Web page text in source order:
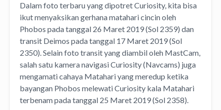
Dalam foto terbaru yang dipotret Curiosity, kita bisa
ikut menyaksikan gerhana matahari cincin oleh
Phobos pada tanggal 26 Maret 2019 (Sol 2359) dan
transit Deimos pada tanggal 17 Maret 2019 (Sol
2350). Selain foto transit yang diambil oleh MastCam,
salah satu kamera navigasi Curiosity (Navcams) juga
mengamati cahaya Matahari yang meredup ketika
bayangan Phobos melewati Curiosity kala Matahari
terbenam pada tanggal 25 Maret 2019 (Sol 2358).